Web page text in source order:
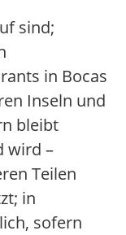
sind;
in Bocas
Inseln und
bleibt
wird –
Teilen
in
sofern